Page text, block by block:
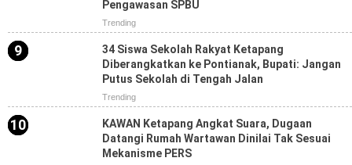
Pengawasan SPBU
Trending
34 Siswa Sekolah Rakyat Ketapang
Diberangkatkan ke Pontianak, Bupati: Jangan
Putus Sekolah di Tengah Jalan
Trending
KAWAN Ketapang Angkat Suara, Dugaan
Datangi Rumah Wartawan Dinilai Tak Sesuai
Mekanisme PERS